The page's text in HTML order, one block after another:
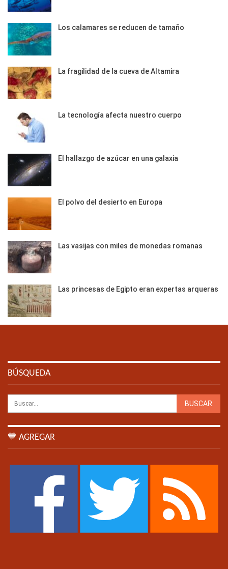
Los calamares se reducen de tamaño
La fragilidad de la cueva de Altamira
La tecnología afecta nuestro cuerpo
El hallazgo de azúcar en una galaxia
El polvo del desierto en Europa
Las vasijas con miles de monedas romanas
Las princesas de Egipto eran expertas arqueras
BÚSQUEDA
💙 AGREGAR